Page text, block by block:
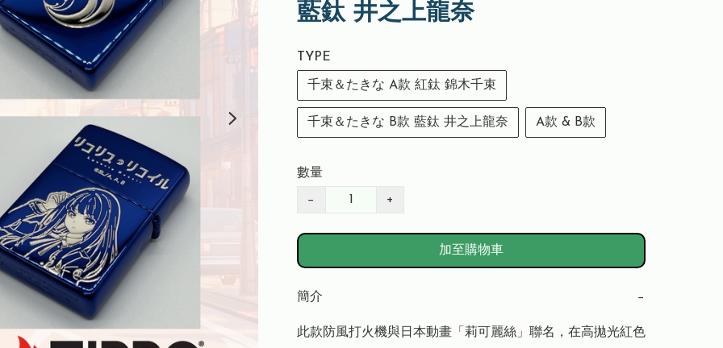
藍鈦 井之上龍奈
TYPE
千束＆たきな A款 紅鈦 錦木千束
千束＆たきな B款 藍鈦 井之上龍奈 A款 & B款
數量
− +
加至購物車
簡介 −
此款防風打火機與日本動畫「莉可麗絲」聯名，在高拋光紅色